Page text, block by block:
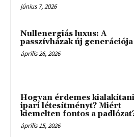
június 7, 2026
Nullenergiás luxus: A
passzívházak új generációja
április 26, 2026
Hogyan érdemes
ipari létesítményt? Miért
kiemelten fontos a
április 15, 2026